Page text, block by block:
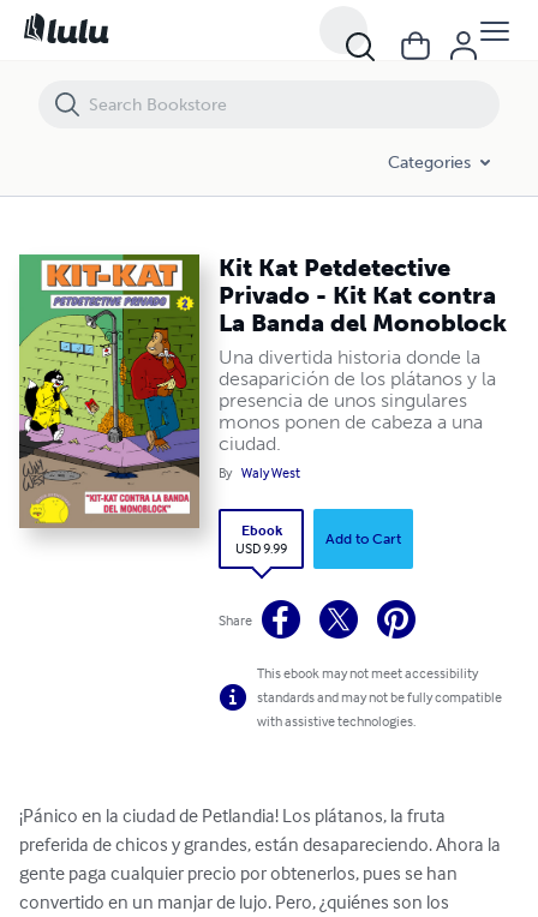
Categories
Kit Kat Petdetective
Privado - Kit Kat contra
La Banda del Monoblock
Una divertida historia donde la
desaparición de los plátanos y la
presencia de unos singulares
monos ponen de cabeza a una
ciudad.
By Waly West
Ebook
USD 9.99
Add to Cart
Share
This ebook may not meet accessibility
standards and may not be fully compatible
with assistive technologies.
¡Pánico en la ciudad de Petlandia! Los plátanos, la fruta
preferida de chicos y grandes, están desapareciendo. Ahora la
gente paga cualquier precio por obtenerlos, pues se han
convertido en un manjar de lujo. Pero, ¿quiénes son los
Kit Kat Petdetective Privado - Kit Kat contra La Banda del Monoblock